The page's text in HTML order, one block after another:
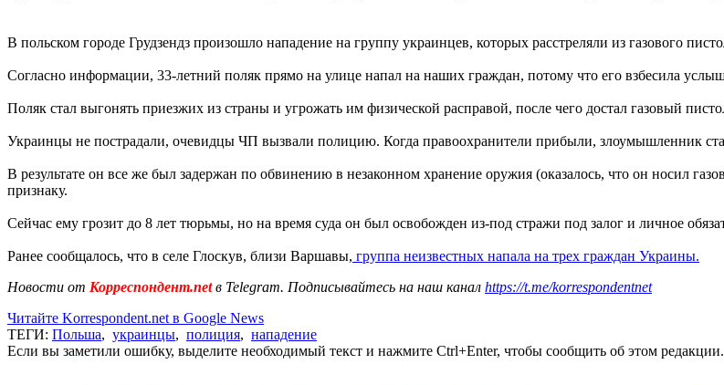
В польском городе Грудзендз произошло нападение на группу украинцев, которых расстреляли из газового
Согласно информации, 33-летний поляк прямо на улице напал на наших граждан, потому что его взбесила
Поляк стал выгонять приезжих из страны и угрожать им физической расправой, после чего достал газовый
Украинцы не пострадали, очевидцы ЧП вызвали полицию. Когда правоохранители прибыли, злоумышленник
В результате он все же был задержан по обвинению в незаконном хранение оружия (оказалось, что он носил
признаку.
Сейчас ему грозит до 8 лет тюрьмы, но на время суда он был освобожден из-под стражи под залог и личное
Ранее сообщалось, что в селе Глоскув, близи Варшавы, группа неизвестных напала на трех граждан Украины.
Новости от Корреспондент.netв Telegram. Подписывайтесь на наш канал https://t.me/korrespondentnet
Читайте Korrespondent.net в Google News
ТЕГИ: Польша, украинцы, полиция, нападение
Если вы заметили ошибку, выделите необходимый текст и нажмите Ctrl+Enter, чтобы сообщить об этом редакции.